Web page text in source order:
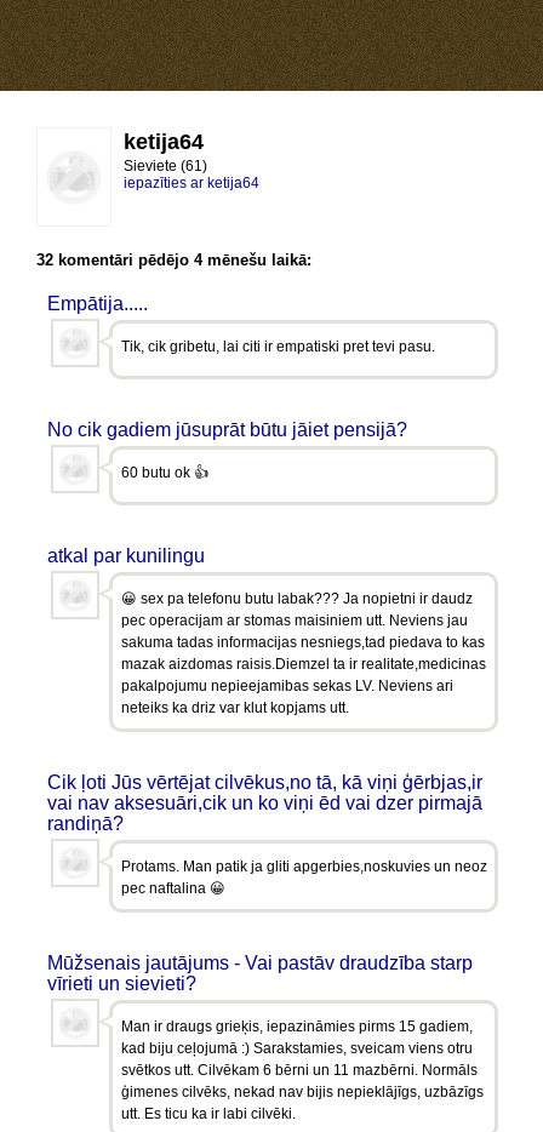
ketija64
Sieviete (61)
iepazīties ar ketija64
32 komentāri pēdējo 4 mēnešu laikā:
Empātija.....
Tik, cik gribetu, lai citi ir empatiski pret tevi pasu.
No cik gadiem jūsuprāt būtu jāiet pensijā?
60 butu ok 👍
atkal par kunilingu
😀 sex pa telefonu butu labak??? Ja nopietni ir daudz
pec operacijam ar stomas maisiniem utt. Neviens jau
sakuma tadas informacijas nesniegs,tad piedava to kas
mazak aizdomas raisis.Diemzel ta ir realitate,medicinas
pakalpojumu nepieejamibas sekas LV. Neviens ari
neteiks ka driz var klut kopjams utt.
Cik ļoti Jūs vērtējat cilvēkus,no tā, kā viņi ģērbjas,ir
vai nav aksesuāri,cik un ko viņi ēd vai dzer pirmajā
randiņā?
Protams. Man patik ja gliti apgerbies,noskuvies un neoz
pec naftalina 😀
Mūžsenais jautājums - Vai pastāv draudzība starp
vīrieti un sievieti?
Man ir draugs grieķis, iepazināmies pirms 15 gadiem,
kad biju ceļojumā :) Sarakstamies, sveicam viens otru
svētkos utt. Cilvēkam 6 bērni un 11 mazbērni. Normāls
ģimenes cilvēks, nekad nav bijis nepieklājīgs, uzbāzīgs
utt. Es ticu ka ir labi cilvēki.